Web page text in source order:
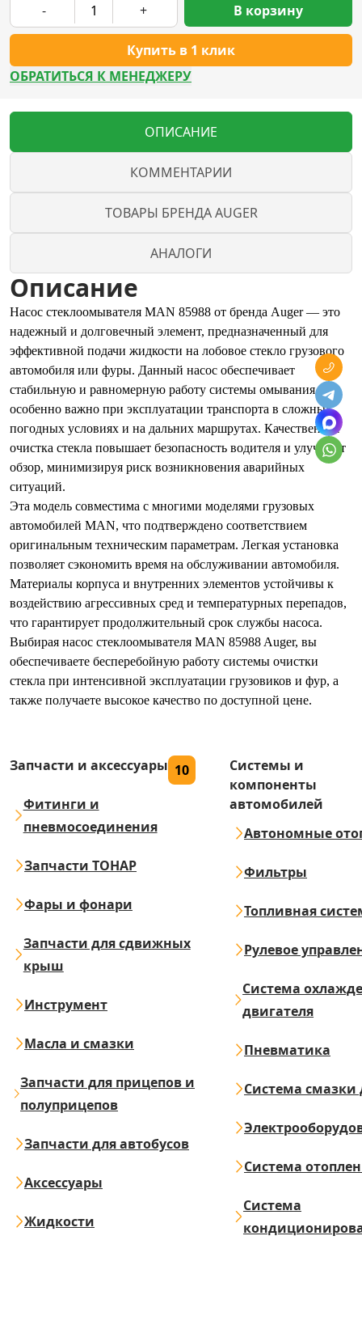
- +
Купить в 1 клик
В корзину
ОБРАТИТЬСЯ К МЕНЕДЖЕРУ
ОПИСАНИЕ
КОММЕНТАРИИ
ТОВАРЫ БРЕНДА AUGER
АНАЛОГИ
Описание
Насос стеклоомывателя MAN 85988 от бренда Auger — это
надежный и долговечный элемент, предназначенный для
эффективной подачи жидкости на лобовое стекло грузового
автомобиля или фуры. Данный насос обеспечивает
стабильную и равномерную работу системы омывания, что
особенно важно при эксплуатации транспорта в сложных
погодных условиях и на дальних маршрутах. Качественная
очистка стекла повышает безопасность водителя и улучшает
обзор, минимизируя риск возникновения аварийных
ситуаций.
Эта модель совместима с многими моделями грузовых
автомобилей MAN, что подтверждено соответствием
оригинальным техническим параметрам. Легкая установка
позволяет сэкономить время на обслуживании автомобиля.
Материалы корпуса и внутренних элементов устойчивы к
воздействию агрессивных сред и температурных перепадов,
что гарантирует продолжительный срок службы насоса.
Выбирая насос стеклоомывателя MAN 85988 Auger, вы
обеспечиваете бесперебойную работу системы очистки
стекла при интенсивной эксплуатации грузовиков и фур, а
также получаете высокое качество по доступной цене.
Запчасти и аксессуары 10
Фитинги и
пневмосоединения
Запчасти ТОНАР
Фары и фонари
Запчасти для сдвижных
крыш
Инструмент
Масла и смазки
Запчасти для прицепов и
полуприцепов
Запчасти для автобусов
Аксессуары
Жидкости
Системы и
компоненты
автомобилей
Автономные
Фильтры
Топливная
Рулевое
Система
двигателя
Пневматика
Система смазки
Система
Система